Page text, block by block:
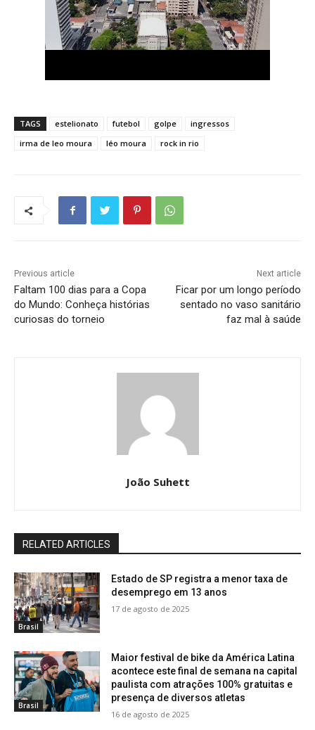
TAGS estelionato futebol golpe
ingressos
irma de leo moura
léo moura rock in rio
Previous article
Faltam 100 dias para a Copa
do Mundo: Conheça histórias
curiosas do torneio
Next article
Ficar por um longo período
sentado no vaso sanitário
faz mal à saúde
João Suhett
RELATED ARTICLES
Brasil
Estado de SP registra a menor taxa de
desemprego em 13 anos
17 de agosto de 2025
Brasil
Maior festival de bike da América Latina
acontece este final de semana na capital
paulista com atrações 100% gratuitas e
presença de diversos atletas
16 de agosto de 2025